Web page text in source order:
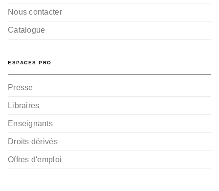
Nous contacter
Catalogue
ESPACES PRO
Presse
Libraires
Enseignants
Droits dérivés
Offres d'emploi